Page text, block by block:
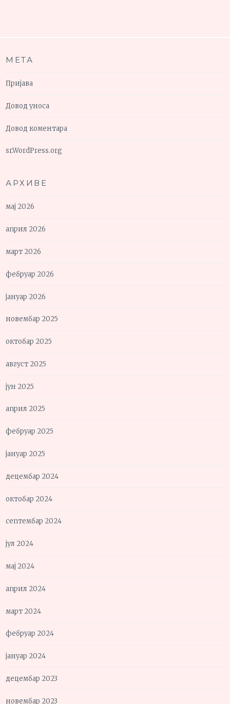
МЕТА
Пријава
Довод уноса
Довод коментара
sr.WordPress.org
АРХИВЕ
мај 2026
април 2026
март 2026
фебруар 2026
јануар 2026
новембар 2025
октобар 2025
август 2025
јун 2025
април 2025
фебруар 2025
јануар 2025
децембар 2024
октобар 2024
септембар 2024
јул 2024
мај 2024
април 2024
март 2024
фебруар 2024
јануар 2024
децембар 2023
новембар 2023